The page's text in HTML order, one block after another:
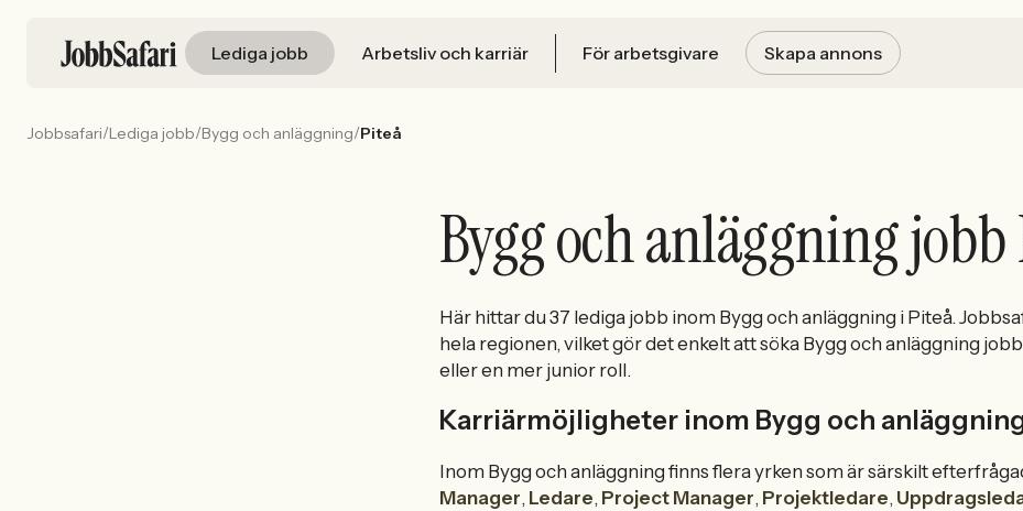
Lediga jobb Arbetsliv och karriär För arbetsgivare Skapa annons
Jobbsafari/Lediga jobb/Bygg och anläggning/Piteå
Bygg och anläggning jobb
Här hittar du 37 lediga jobb inom Bygg och anläggning i Piteå.
hela regionen, vilket gör det enkelt att söka Bygg och anläggning
eller en mer junior roll.
Karriärmöjligheter inom Bygg och
Inom Bygg och anläggning finns flera yrken som är särskilt
Manager, Ledare, Project Manager, Projektledare,